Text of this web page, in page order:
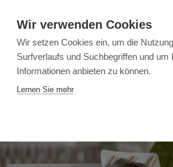
so aufgebaut, dass sie höchst
steigern.
Wir verwenden Cookies
Wir setzen Cookies ein, um die
Surfverlaufs und Suchbegriffen und
Informationen anbieten zu können.
Lernen Sie mehr